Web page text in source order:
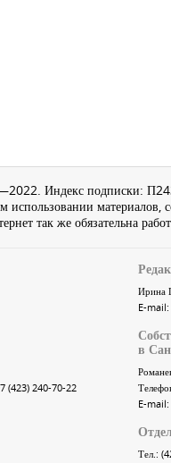
Индекс подписки:
материалов,
так же обязательна
(423) 240-70-22
Ирина
E-mail:
в
E-mail:
Тел.: